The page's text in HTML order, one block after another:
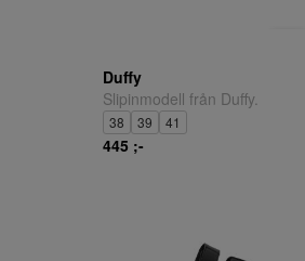
Duffy
Slipinmodell från Duffy.
38 39 41
445 ;-